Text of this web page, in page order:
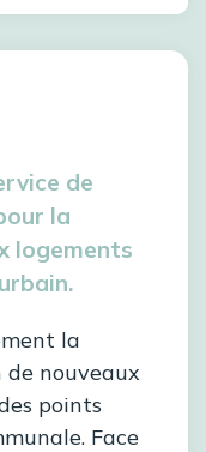
de
la
logements
la
nouveaux
points
Face